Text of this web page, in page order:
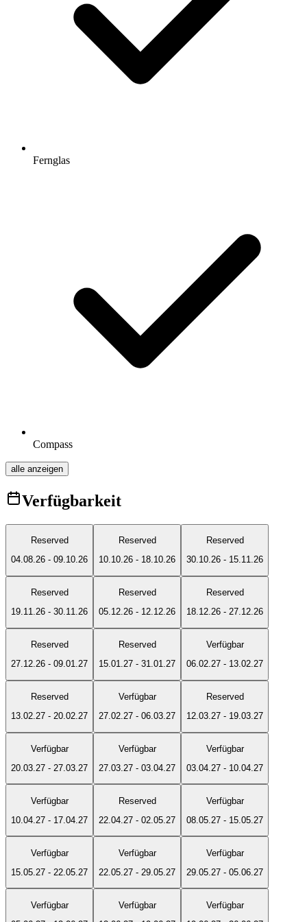
Fernglas
Compass
alle anzeigen
Verfügbarkeit
Reserved
04.08.26 - 09.10.26
Reserved
10.10.26 - 18.10.26
Reserved
30.10.26 - 15.11.26
Reserved
19.11.26 - 30.11.26
Reserved
05.12.26 - 12.12.26
Reserved
18.12.26 - 27.12.26
Reserved
27.12.26 - 09.01.27
Reserved
15.01.27 - 31.01.27
Verfügbar
06.02.27 - 13.02.27
Reserved
13.02.27 - 20.02.27
Verfügbar
27.02.27 - 06.03.27
Reserved
12.03.27 - 19.03.27
Verfügbar
20.03.27 - 27.03.27
Verfügbar
27.03.27 - 03.04.27
Verfügbar
03.04.27 - 10.04.27
Verfügbar
10.04.27 - 17.04.27
Reserved
22.04.27 - 02.05.27
Verfügbar
08.05.27 - 15.05.27
Verfügbar
15.05.27 - 22.05.27
Verfügbar
22.05.27 - 29.05.27
Verfügbar
29.05.27 - 05.06.27
Verfügbar
Verfügbar
Verfügbar